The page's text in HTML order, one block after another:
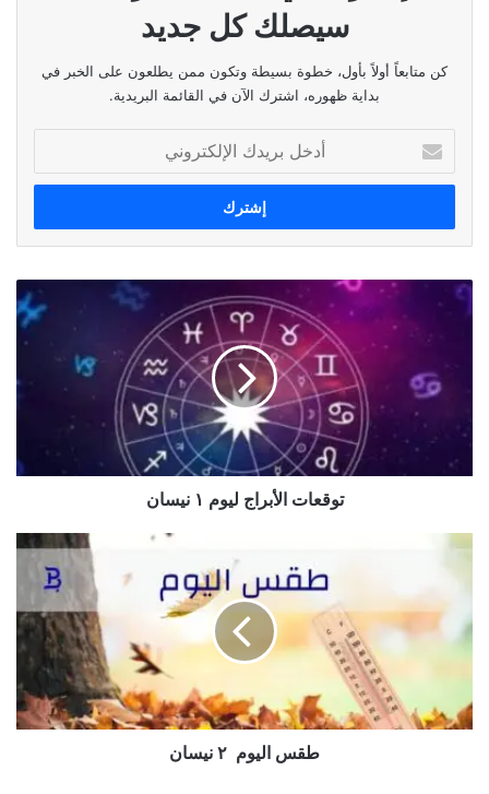
اسكبي الأرز في طبق التقديم ووزعي قطع اللحم فوقه.
زيني الكبسة باللوز المحمص وشرائح البرتقال.
قدمي الكبسة مع السلطة الخضراء أو الزبادي، أو سلطة
الدقوس.
نسخ الرابط
سيصلك كل جديد
كن متابعاً أولاً بأول، خطوة بسيطة وتكون ممن يطلعون على الخبر في
بداية ظهوره، اشترك الآن في القائمة البريدية.
بريدك
الإلكتروني
توقعات
الأبراج
نيسان
توقعات الأبراج ليوم ١ نيسان
طقس
نيسان
طقس اليوم ٢ نيسان